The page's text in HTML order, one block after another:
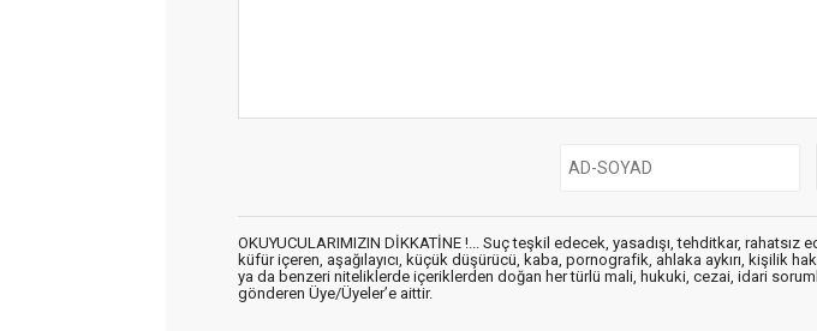
OKUYUCULARIMIZIN DİKKATİNE !... Suç teşkil edecek, yasadışı, tehditkar, rahatsız
küfür içeren, aşağılayıcı, küçük düşürücü, kaba, pornografik, ahlaka aykırı, kişilik
ya da benzeri niteliklerde içeriklerden doğan her türlü mali, hukuki, cezai, idari
gönderen Üye/Üyeler’e aittir.